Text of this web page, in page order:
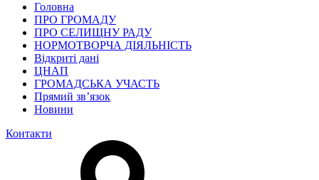
Головна
ПРО ГРОМАДУ
ПРО СЕЛИЩНУ РАДУ
НОРМОТВОРЧА ДІЯЛЬНІСТЬ
Відкриті дані
ЦНАП
ГРОМАДСЬКА УЧАСТЬ
Прямий зв’язок
Новини
Контакти